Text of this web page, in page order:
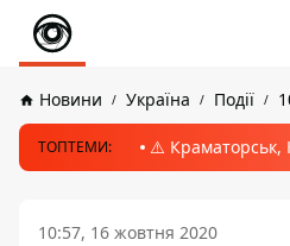
Новини Україна Події
ТОПТЕМИ: ⚠️ Краматорськ,
10:57, 16 жовтня 2020